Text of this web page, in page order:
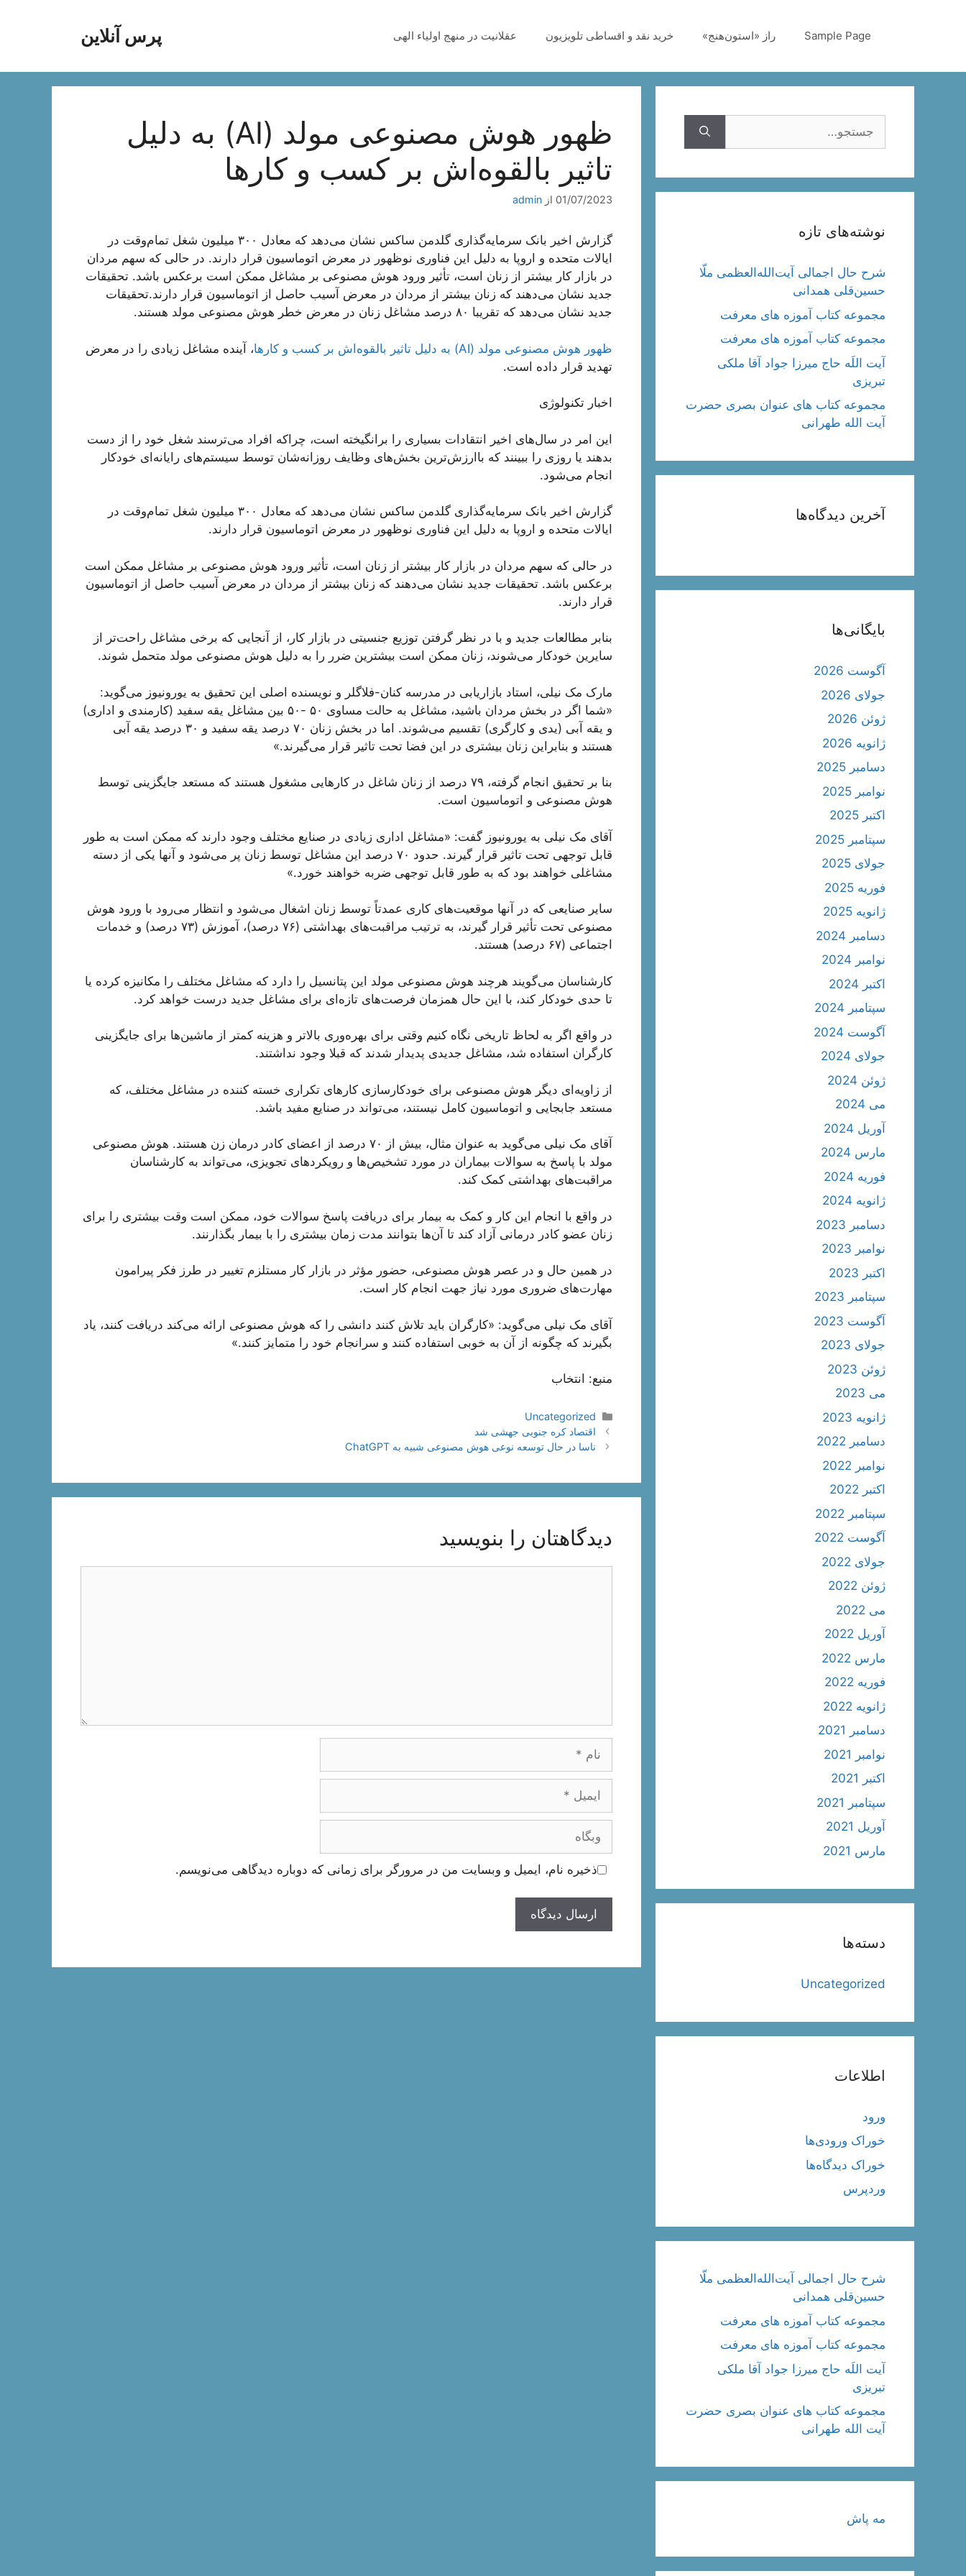
پرس آنلاین Sample Page راز «استون‌هنج» خرید نقد و اقساطی تلویزیون عقلانیت در منهج اولیاء الهی
ظهور هوش مصنوعی مولد (AI) به دلیل
تاثیر بالقوه‌اش بر کسب و کارها
01/07/2023 از admin
گزارش اخیر بانک سرمایه‌گذاری گلدمن ساکس نشان می‌دهد که معادل ۳۰۰ میلیون شغل تمام‌وقت در
ایالات متحده و اروپا به دلیل این فناوری نوظهور در معرض اتوماسیون قرار دارند. در حالی که سهم مردان
در بازار کار بیشتر از زنان است، تأثیر ورود هوش مصنوعی بر مشاغل ممکن است برعکس باشد. تحقیقات
جدید نشان می‌دهند که زنان بیشتر از مردان در معرض آسیب حاصل از اتوماسیون قرار دارند.تحقیقات
جدید نشان می‌دهد که تقریبا ۸۰ درصد مشاغل زنان در معرض خطر هوش مصنوعی مولد هستند.
ظهور هوش مصنوعی مولد (AI) به دلیل تاثیر بالقوه‌اش بر کسب و کارها
، آینده مشاغل زیادی را در معرض
تهدید قرار داده است.
اخبار تکنولوژی
این امر در سال‌های اخیر انتقادات بسیاری را برانگیخته است، چراکه افراد می‌ترسند شغل خود را از دست
بدهند یا روزی را ببینند که باارزش‌ترین بخش‌های وظایف روزانه‌شان توسط سیستم‌های رایانه‌ای خودکار
انجام می‌شود.
گزارش اخیر بانک سرمایه‌گذاری گلدمن ساکس نشان می‌دهد که معادل ۳۰۰ میلیون شغل تمام‌وقت در
ایالات متحده و اروپا به دلیل این فناوری نوظهور در معرض اتوماسیون قرار دارند.
در حالی که سهم مردان در بازار کار بیشتر از زنان است، تأثیر ورود هوش مصنوعی بر مشاغل ممکن است
برعکس باشد. تحقیقات جدید نشان می‌دهند که زنان بیشتر از مردان در معرض آسیب حاصل از اتوماسیون
قرار دارند.
بنابر مطالعات جدید و با در نظر گرفتن توزیع جنسیتی در بازار کار، از آنجایی که برخی مشاغل راحت‌تر از
سایرین خودکار می‌شوند، زنان ممکن است بیشترین ضرر را به دلیل هوش مصنوعی مولد متحمل شوند.
مارک مک نیلی، استاد بازاریابی در مدرسه کنان-فلاگلر و نویسنده اصلی این تحقیق به یورونیوز می‌گوید:
«شما اگر در بخش مردان باشید، مشاغل به حالت مساوی ۵۰ -۵۰ بین مشاغل یقه سفید (کارمندی و اداری)
و یقه آبی (یدی و کارگری) تقسیم می‌شوند. اما در بخش زنان ۷۰ درصد یقه سفید و ۳۰ درصد یقه آبی
هستند و بنابراین زنان بیشتری در این فضا تحت تاثیر قرار می‌گیرند.»
بنا بر تحقیق انجام‌ گرفته، ۷۹ درصد از زنان شاغل در کارهایی مشغول هستند که مستعد جایگزینی توسط
هوش مصنوعی و اتوماسیون است.
آقای مک نیلی به یورونیوز گفت: «مشاغل اداری زیادی در صنایع مختلف وجود دارند که ممکن است به طور
قابل توجهی تحت تاثیر قرار گیرند. حدود ۷۰ درصد این مشاغل توسط زنان پر می‌شود و آنها یکی از دسته‌
مشاغلی خواهند بود که به طور قابل توجهی ضربه خواهند خورد.»
سایر صنایعی که در آنها موقعیت‌های کاری عمدتاً توسط زنان اشغال می‌شود و انتظار می‌رود با ورود هوش
مصنوعی تحت تأثیر قرار گیرند، به ترتیب مراقبت‌های بهداشتی (۷۶ درصد)، آموزش (۷۳ درصد) و خدمات
اجتماعی (۶۷ درصد) هستند.
کارشناسان می‌گویند هرچند هوش مصنوعی مولد این پتانسیل را دارد که مشاغل مختلف را مکانیزه کرده یا
تا حدی خودکار کند، با این حال همزمان فرصت‌های تازه‌ای برای مشاغل جدید درست خواهد کرد.
در واقع اگر به لحاظ تاریخی نگاه کنیم وقتی برای بهره‌وری بالاتر و هزینه کمتر از ماشین‌ها برای جایگزینی
کارگران استفاده ‌شد، مشاغل جدیدی پدیدار شدند که قبلا وجود نداشتند.
از زاویه‌ای دیگر هوش مصنوعی برای خودکارسازی کارهای تکراری خسته کننده در مشاغل مختلف، که
مستعد جابجایی و اتوماسیون کامل نیستند، می‌تواند در صنایع مفید باشد.
آقای مک نیلی می‌گوید به عنوان مثال، بیش از ۷۰ درصد از اعضای کادر درمان زن هستند. هوش مصنوعی
مولد با پاسخ به سوالات بیماران در مورد تشخیص‌ها و رویکردهای تجویزی، می‌تواند به کارشناسان
مراقبت‌های بهداشتی کمک کند.
در واقع با انجام این کار و کمک به بیمار برای دریافت پاسخ سوالات خود، ممکن است وقت بیشتری را برای
زنان عضو کادر درمانی آزاد کند تا آن‌ها بتوانند مدت زمان بیشتری را با بیمار بگذارنند.
در همین حال و در عصر هوش مصنوعی، حضور مؤثر در بازار کار مستلزم تغییر در طرز فکر پیرامون
مهارت‌های ضروری مورد نیاز جهت انجام کار است.
آقای مک نیلی می‌گوید: «کارگران باید تلاش کنند دانشی را که هوش مصنوعی ارائه می‌کند دریافت کنند، یاد
بگیرند که چگونه از آن به خوبی استفاده کنند و سرانجام خود را متمایز کنند.»
منبع: انتخاب
دسته‌ها
Uncategorized
ناوبری
نوشته‌ها
اقتصاد کره جنوبی جهشی شد
ناسا در حال توسعه نوعی هوش مصنوعی شبیه به ChatGPT
دیدگاهتان را بنویسید
ایمیل
وبگاه
ذخیره نام، ایمیل و وبسایت من در مرورگر برای زمانی که دوباره دیدگاهی می‌نویسم.
نوشته‌های تازه
شرح حال اجمالی آیت‌الله‌العظمی ملّا
حسین‌قلی همدانی
مجموعه کتاب آموزه های معرفت
مجموعه کتاب آموزه های معرفت
آیت اللَه حاج میرزا جواد آقا ملکی
تبریزی
مجموعه کتاب های عنوان بصری حضرت
آیت الله طهرانی
آخرین دیدگاه‌ها
بایگانی‌ها
آگوست 2026
جولای 2026
ژوئن 2026
ژانویه 2026
دسامبر 2025
نوامبر 2025
اکتبر 2025
سپتامبر 2025
جولای 2025
فوریه 2025
ژانویه 2025
دسامبر 2024
نوامبر 2024
اکتبر 2024
سپتامبر 2024
آگوست 2024
جولای 2024
ژوئن 2024
می 2024
آوریل 2024
مارس 2024
فوریه 2024
ژانویه 2024
دسامبر 2023
نوامبر 2023
اکتبر 2023
سپتامبر 2023
آگوست 2023
جولای 2023
ژوئن 2023
می 2023
ژانویه 2023
دسامبر 2022
نوامبر 2022
اکتبر 2022
سپتامبر 2022
آگوست 2022
جولای 2022
ژوئن 2022
می 2022
آوریل 2022
مارس 2022
فوریه 2022
ژانویه 2022
دسامبر 2021
نوامبر 2021
اکتبر 2021
سپتامبر 2021
آوریل 2021
مارس 2021
دسته‌ها
Uncategorized
اطلاعات
ورود
خوراک ورودی‌ها
خوراک دیدگاه‌ها
وردپرس
شرح حال اجمالی آیت‌الله‌العظمی ملّا
حسین‌قلی همدانی
مجموعه کتاب آموزه های معرفت
مجموعه کتاب آموزه های معرفت
آیت اللَه حاج میرزا جواد آقا ملکی
تبریزی
مجموعه کتاب های عنوان بصری حضرت
آیت الله طهرانی
مه پاش